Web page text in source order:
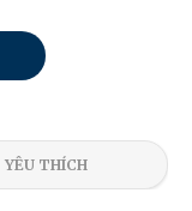
YÊU THÍCH